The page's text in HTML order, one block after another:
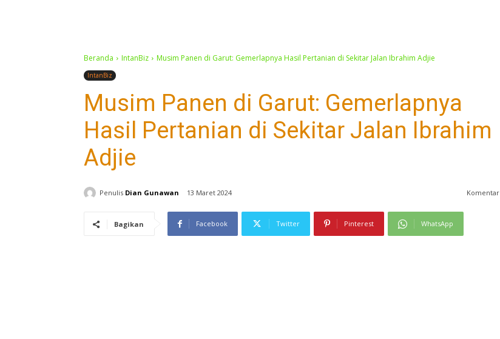
Beranda IntanBiz Musim Panen di Garut: Gemerlapnya Hasil Pertanian di Sekitar Jalan Ibrahim Adjie
IntanBiz
Musim Panen di Garut: Gemerlapnya
Hasil Pertanian di Sekitar Jalan Ibrahim
Adjie
Penulis Dian Gunawan 13 Maret 2024 Komentar
Bagikan Facebook Twitter Pinterest WhatsApp